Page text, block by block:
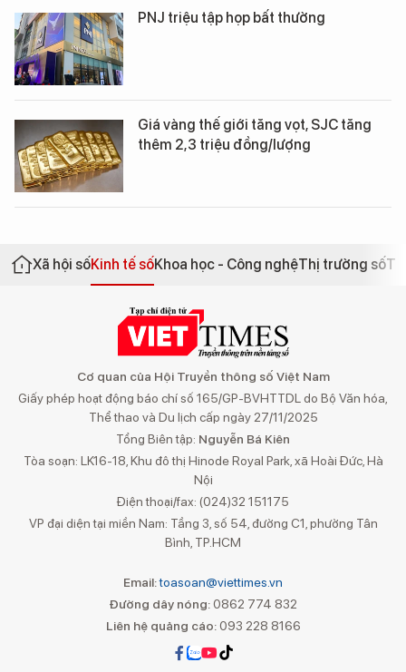
PNJ triệu tập họp bất thường
Giá vàng thế giới tăng vọt, SJC tăng
thêm 2,3 triệu đồng/lượng
Xã hội sốKinh tế sốKhoa học - Công nghệThị trường số
Cơ quan của Hội Truyền thông số Việt Nam
Giấy phép hoạt động báo chí số 165/GP-BVHTTDL do Bộ Văn hóa,
Thể thao và Du lịch cấp ngày 27/11/2025
Tổng Biên tập: Nguyễn Bá Kiên
Tòa soạn: LK16-18, Khu đô thị Hinode Royal Park, xã Hoài Đức, Hà
Nội
Điện thoại/fax: (024)32 151175
VP đại diện tại miền Nam: Tầng 3, số 54, đường C1, phường Tân
Bình, TP.HCM
Email:toasoan@viettimes.vn
Đường dây nóng: 0862 774 832
Liên hệ quảng cáo:093 228 8166